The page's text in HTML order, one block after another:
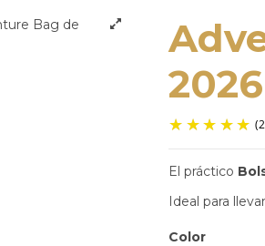
El práctico
Ideal para
Color